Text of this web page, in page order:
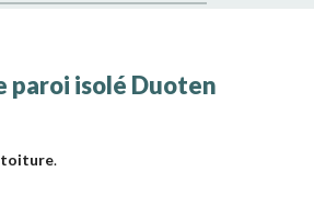
paroi isolé Duoten
toiture.